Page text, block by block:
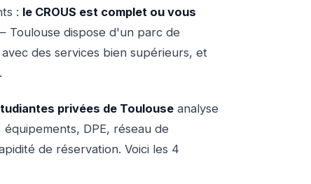
: le CROUS est complet ou vous
Toulouse dispose d'un parc de
des services bien supérieurs, et
privées de Toulouse analyse
DPE, réseau de
de réservation. Voici les 4